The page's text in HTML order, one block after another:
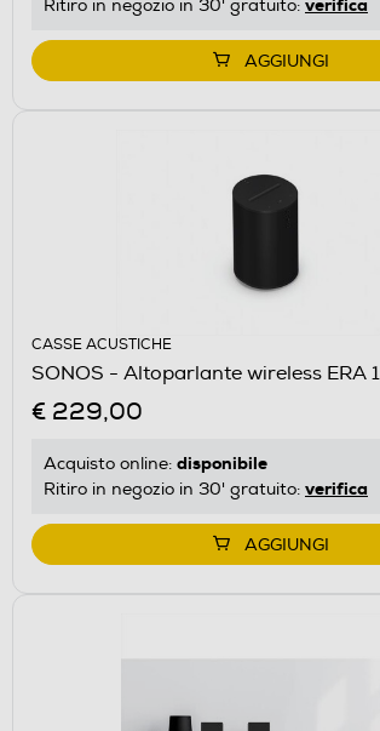
Ritiro in negozio in 30' gratuito: verifica
AGGIUNGI
CASSE ACUSTICHE
SONOS - Altoparlante wireless ERA
€ 229,00
Acquisto online: disponibile
Ritiro in negozio in 30' gratuito: verifica
AGGIUNGI